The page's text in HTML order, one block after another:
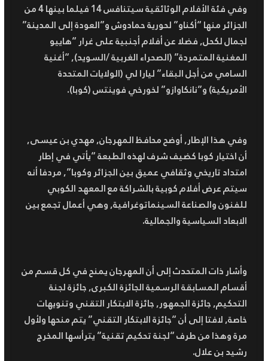
وفي فئة الأفلام الوثائقية سيتنافس 14 فيلما بينها 4 من
الجزائر منها “أكناو” لحورية حمادوش و”العودة إلى المدينة”
لجمال لكحل, فضلا عن أفلام أجنبية على غرار “هاييو
المغنية المتمردة” (الصحراء الغربية /السويد), “أغنية
السامي من أجل البقاء” ليارا لي (الولايات المتحدة
الأمريكية) و”نانكاوازو” لخورخي فوينتس (كوبا).
وفي هذا الإطار, أوضح محافظ المهرجان, مهدي بن عيسى,
أن اختيار كوبا كضيف شرف لهذه الطبعة “يأتي في إطار
امتداد تاريخي وثقافي عميق بين الجزائر وكوبا”, مردفا أنه
سيتم عرض أفلام كوبية بالشراكة مع المعهد الكوبي
للفنون والصناعة السينماتوغرافية, وهي أعمال تجمع بين
الابعاد السياسية والجمالية.
وأشار ذات المتحدث إلى أن المهرجان يمنح في كل قسم من
أقسام المسابقة الرسمية الجائزة الكبرى, جائزة لجنة
التحكيم, جائزة الجمهور, جائزة الابتكار التقني وتنويهات
خاصة, لافتا إلى أن “جائزة الابتكار التقني” يتم منحها ولأول
مرة وهذا من طرف “لجنة تحكيم تقنية” يترأسها المخرج
رشيد بن علال.